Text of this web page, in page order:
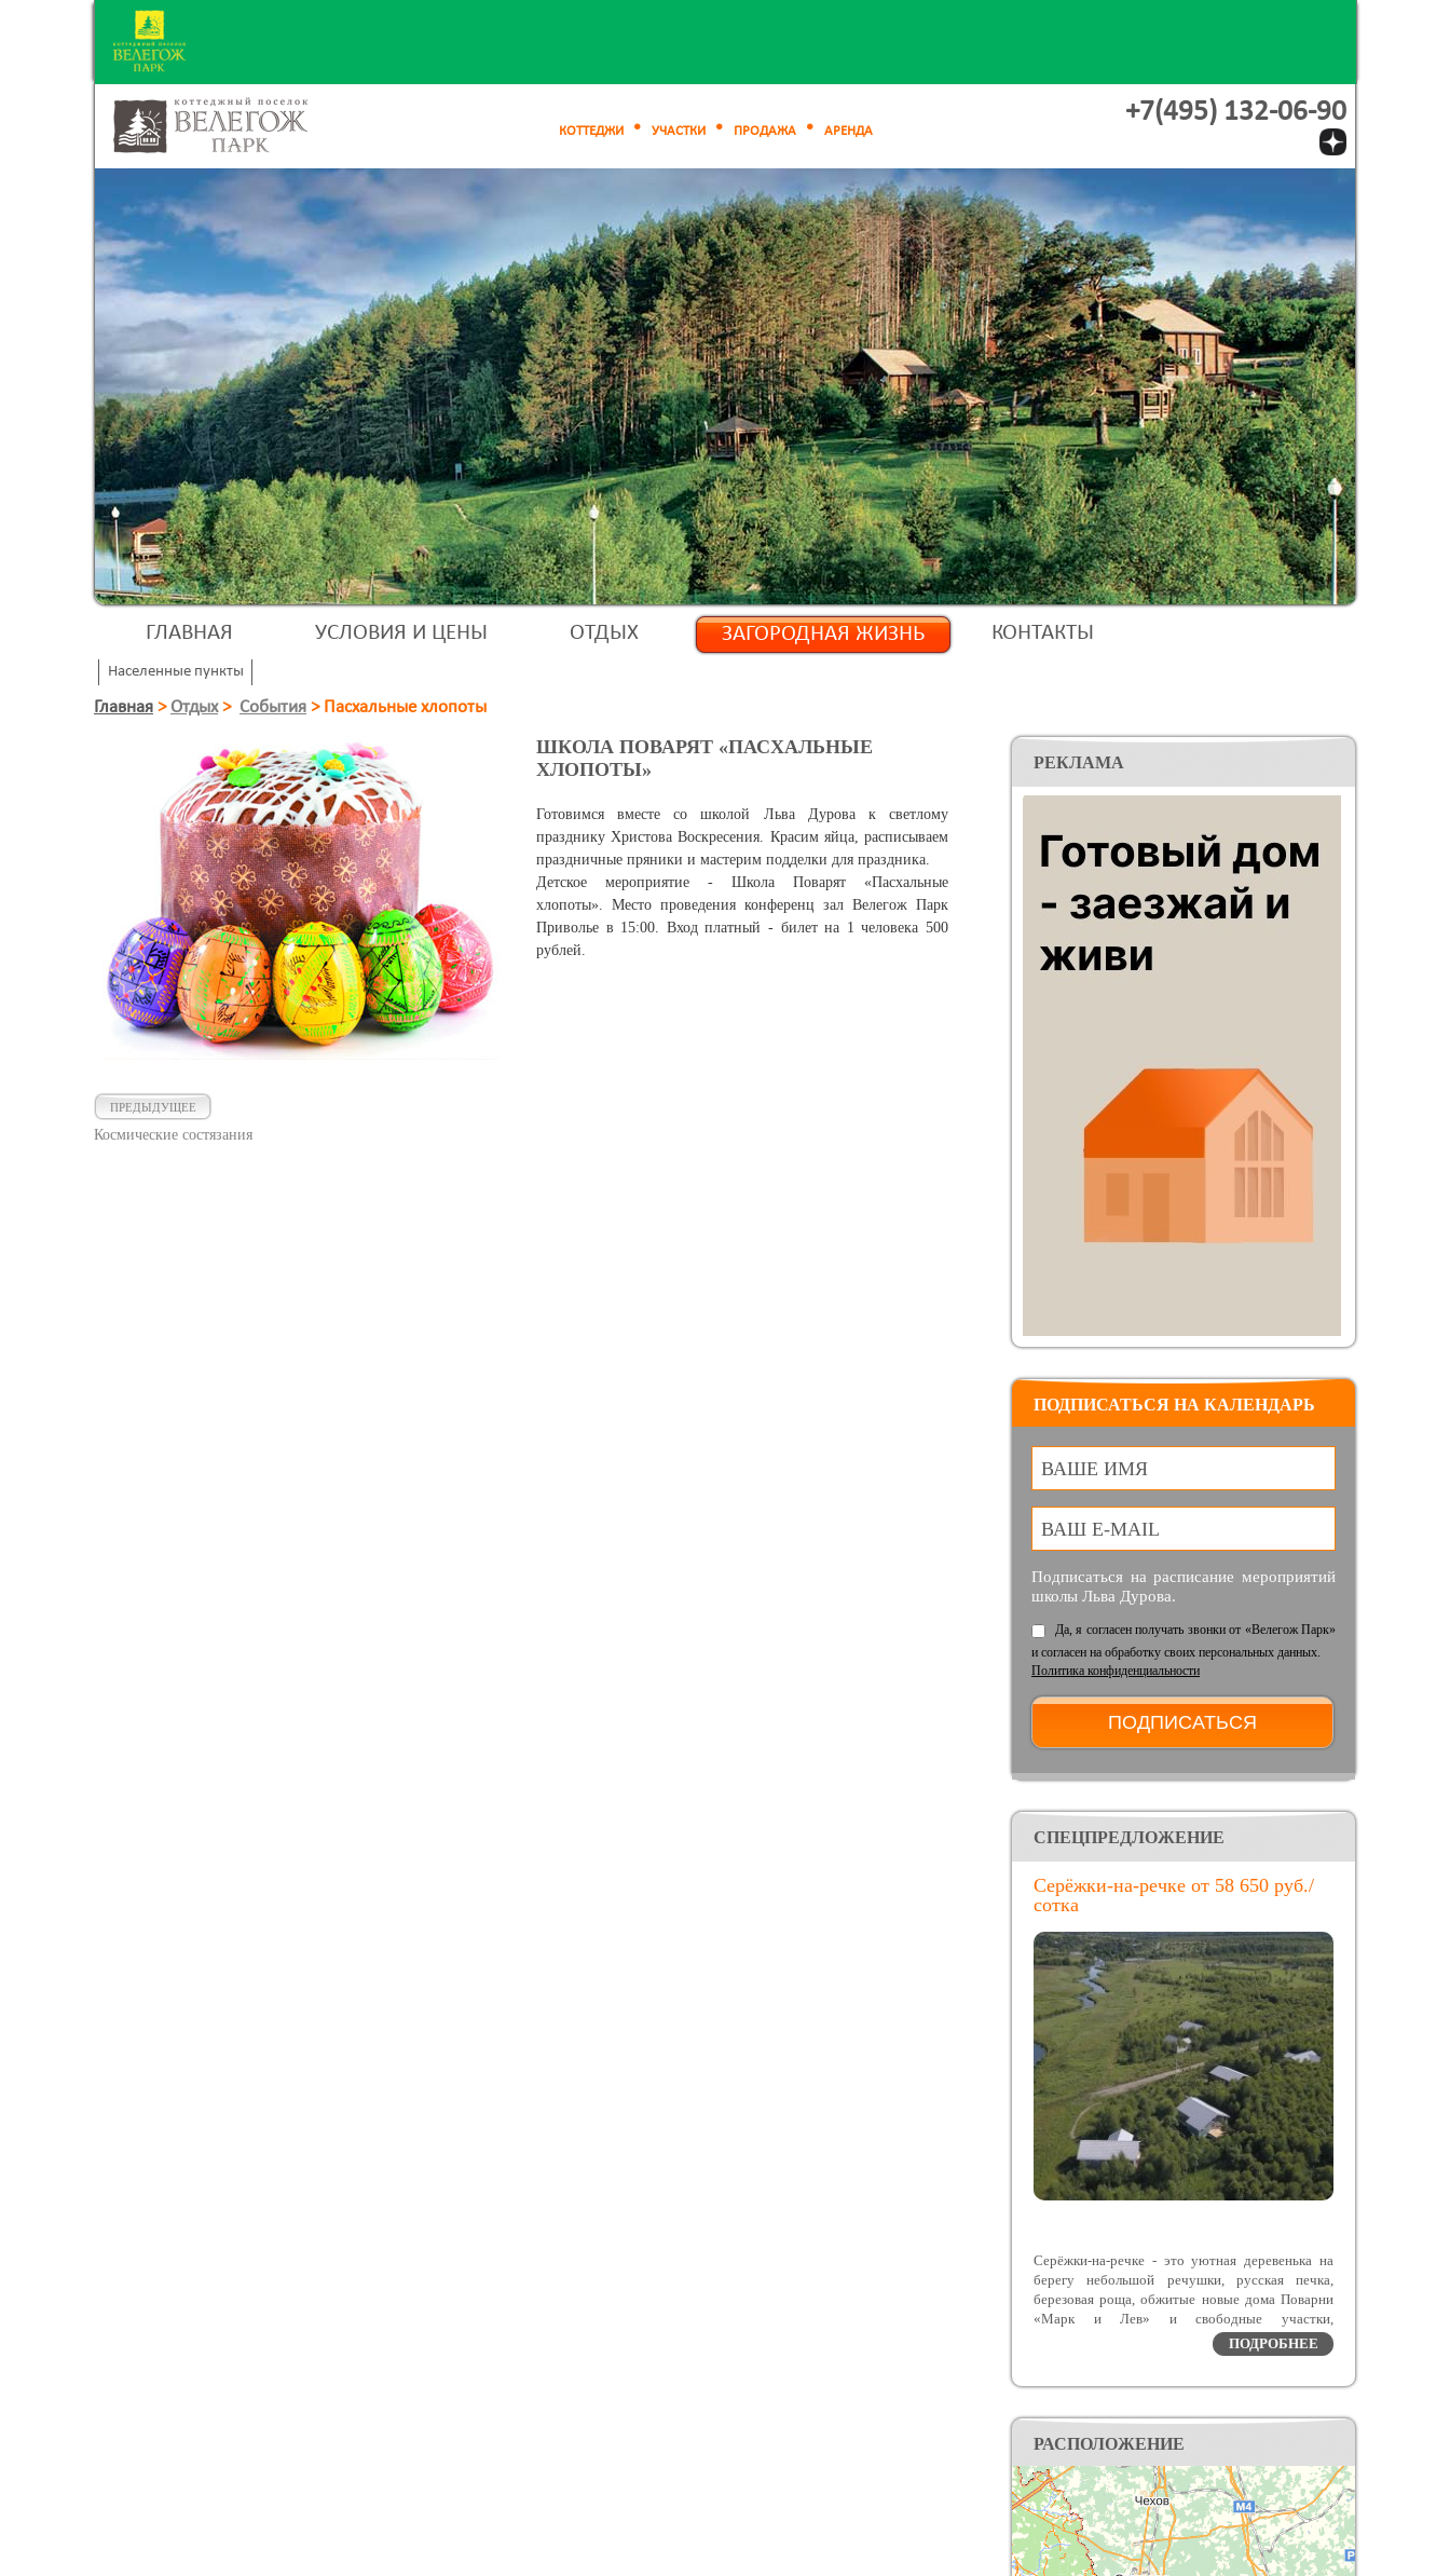
КОТТЕДЖИ УЧАСТКИ ПРОДАЖА АРЕНДА
+7(495) 132-06-90
ГЛАВНАЯ УСЛОВИЯ И ЦЕНЫ ОТДЫХ ЗАГОРОДНАЯ ЖИЗНЬ
Населенные пункты
КОНТАКТЫ
Главная > Отдых > События > Пасхальные хлопоты
ШКОЛА ПОВАРЯТ «ПАСХАЛЬНЫЕ
ХЛОПОТЫ»
Готовимся вместе со школой Льва Дурова к светлому
празднику Христова Воскресения. Красим яйца, расписываем
праздничные пряники и мастерим подделки для праздника.
Детское мероприятие - Школа Поварят «Пасхальные
хлопоты». Место проведения конференц зал Велегож Парк
Приволье в 15:00. Вход платный - билет на 1 человека 500
рублей.
ПРЕДЫДУЩЕЕ
Космические состязания
РЕКЛАМА
ПОДПИСАТЬСЯ НА КАЛЕНДАРЬ
ВАШЕ ИМЯ
ВАШ E-MAIL
Подписаться на расписание мероприятий
школы Льва Дурова.
Да, я согласен получать звонки от «Велегож Парк»
и согласен на обработку своих персональных данных.
Политика конфиденциальности
CПЕЦПРЕДЛОЖЕНИЕ
Серёжки-на-речке от 58 650 руб./
сотка
Серёжки-на-речке - это уютная деревенька на
берегу небольшой речушки, русская печка,
березовая роща, обжитые новые дома Поварни
«Марк и Лев» и свободные участки,
расположенные в Заокском районе Тульской
области – экологическом курорте с чистейшим
номинации «Лучший сельский ресторан 2023»
федеральной премии wellness Re Awards (бывшие
Live Organic).
Построены дороги, электрические сети,
водопровод, оптоволоконный интернет кабель,
вай-фай.
Добраться до поселка вы можете: на личном
транспорте – по Симферопольскому шоссе или
по трассе Дон, далее по хорошей
ПОДРОБНЕЕ
РАСПОЛОЖЕНИЕ